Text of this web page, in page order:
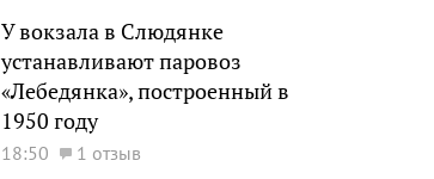
У вокзала в Слюдянке
устанавливают паровоз
«Лебедянка», построенный в
1950 году
18:50 1 отзыв